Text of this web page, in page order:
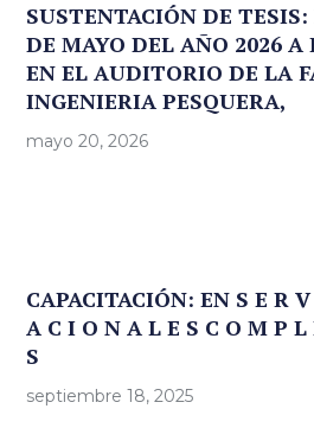
SUSTENTACIÓN DE
DE MAYO DEL AÑO 2026 A
EN EL AUDITORIO DE LA
INGENIERIA PESQUERA,
mayo 20, 2026
CAPACITACIÓN: EN S E R
A C I O N A L E S C O M P
S
septiembre 18, 2025